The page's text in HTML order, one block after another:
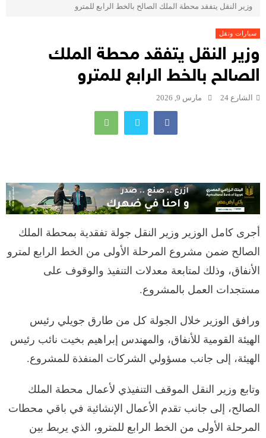
وزير النقل يتفقد محطة الملك الصالح بالخط الرابع للمترو
سيارات ونقل
وزير النقل يتفقد محطة الملك
الصالح بالخط الرابع للمترو
الشارع 24 مارس 9, 2026
أجرى كامل الوزير وزير النقل جولة تفقدية بمحطة الملك
الصالح ضمن مشروع المرحلة الأولى من الخط الرابع لمترو
الأنفاق، وذلك لمتابعة معدلات التنفيذ والوقوف على
مستجدات العمل بالمشروع.
ورافق الوزير خلال الجولة كل من طارق جويلي رئيس
الهيئة القومية للأنفاق، والمهندس إبراهيم بخيت نائب رئيس
الهيئة، إلى جانب مسؤولي الشركات المنفذة للمشروع.
وتابع وزير النقل الموقف التنفيذي لأعمال محطة الملك
الصالح، إلى جانب تقدم الأعمال الإنشائية في باقي محطات
المرحلة الأولى من الخط الرابع للمترو، الذي يربط بين